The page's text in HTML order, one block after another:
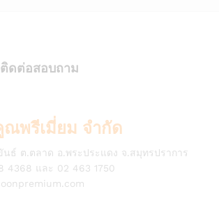
ดต่อสอบถาม
พรีเมี่ยม จำกัด
นธ์ ต.ตลาด อ.พระประแดง จ.สมุทรปราการ
4368 และ 02 463 1750